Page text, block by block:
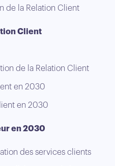
de la Relation Client
Client
de la Relation Client
en 2030
en 2030
en 2030
des services clients